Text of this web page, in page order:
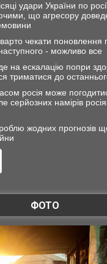
удари України по
що агресору
чекати поновлення
- можливо все
на ескалацію попри
триматися до
росія може
серйозних намірів
жодних прогнозів
ФОТО